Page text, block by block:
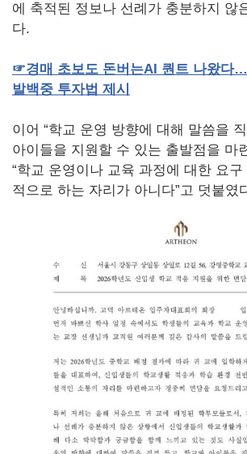
에 축적된 정보나 선례가 충분하지 않
다.
☞경매 초보도 돈버는AI 퀀트 나왔다
발백중 투자법 제시
이어 “학교 운영 방향에 대해 말씀을
아이들을 지원할 수 있는 출발점을 마
“학교 운영이나 교육 과정에 대한 요
적으로 하는 자리가 아니다”고 덧붙였